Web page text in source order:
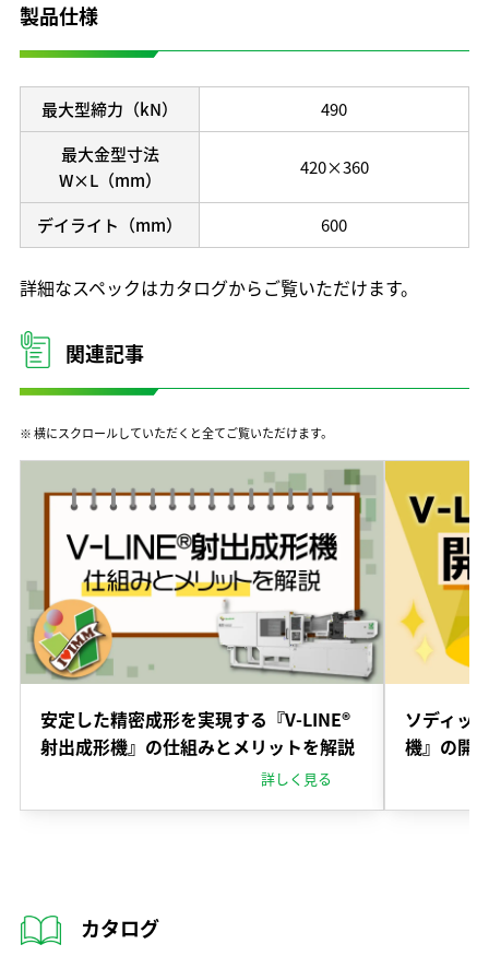
保有特許
製品仕様
最大型締力（kN）
490
最大金型寸法
W×L（mm）
420×360
デイライト（mm） 600
詳細なスペックはカタログからご覧いただけます。
関連記事
※ 横にスクロールしていただくと全てご覧いただけます。
安定した精密成形を実現する『V-LINE®
射出成形機』の仕組みとメリットを解説
詳しく見る
ソディッ
機』の開
カタログ